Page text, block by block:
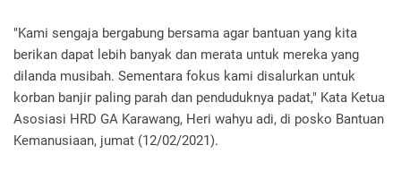
"Kami sengaja bergabung bersama agar bantuan yang kita
berikan dapat lebih banyak dan merata untuk mereka yang
dilanda musibah. Sementara fokus kami disalurkan untuk
korban banjir paling parah dan penduduknya padat," Kata Ketua
Asosiasi HRD GA Karawang, Heri wahyu adi, di posko Bantuan
Kemanusiaan, jumat (12/02/2021).